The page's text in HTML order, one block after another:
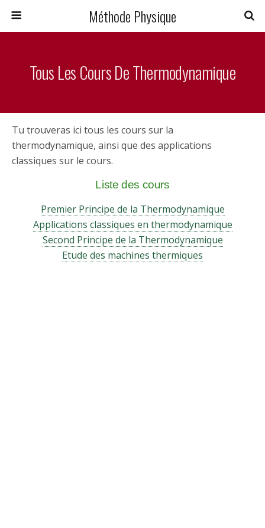
Méthode Physique
Tous Les Cours De Thermodynamique
Tu trouveras ici tous les cours sur la
thermodynamique, ainsi que des applications
classiques sur le cours.
Liste des cours
Premier Principe de la Thermodynamique
Applications classiques en thermodynamique
Second Principe de la Thermodynamique
Etude des machines thermiques